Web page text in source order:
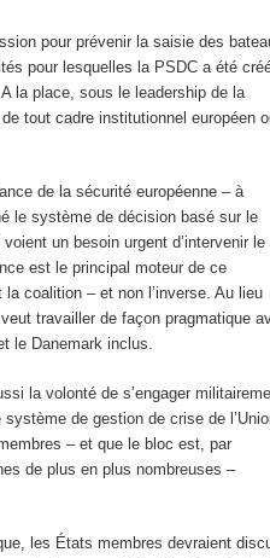
pour prévenir la saisie des
pour lesquelles la PSDC a été
la place, sous le leadership de la
tout cadre institutionnel européen
de la sécurité européenne – à
le système de décision basé sur le
un besoin urgent d’intervenir le
est le principal moteur de ce
coalition – et non l’inverse. Au lieu
travailler de façon pragmatique
le Danemark inclus.
la volonté de s’engager
de gestion de crise de
– et que le bloc est, par
de plus en plus nombreuses –
les États membres devraient